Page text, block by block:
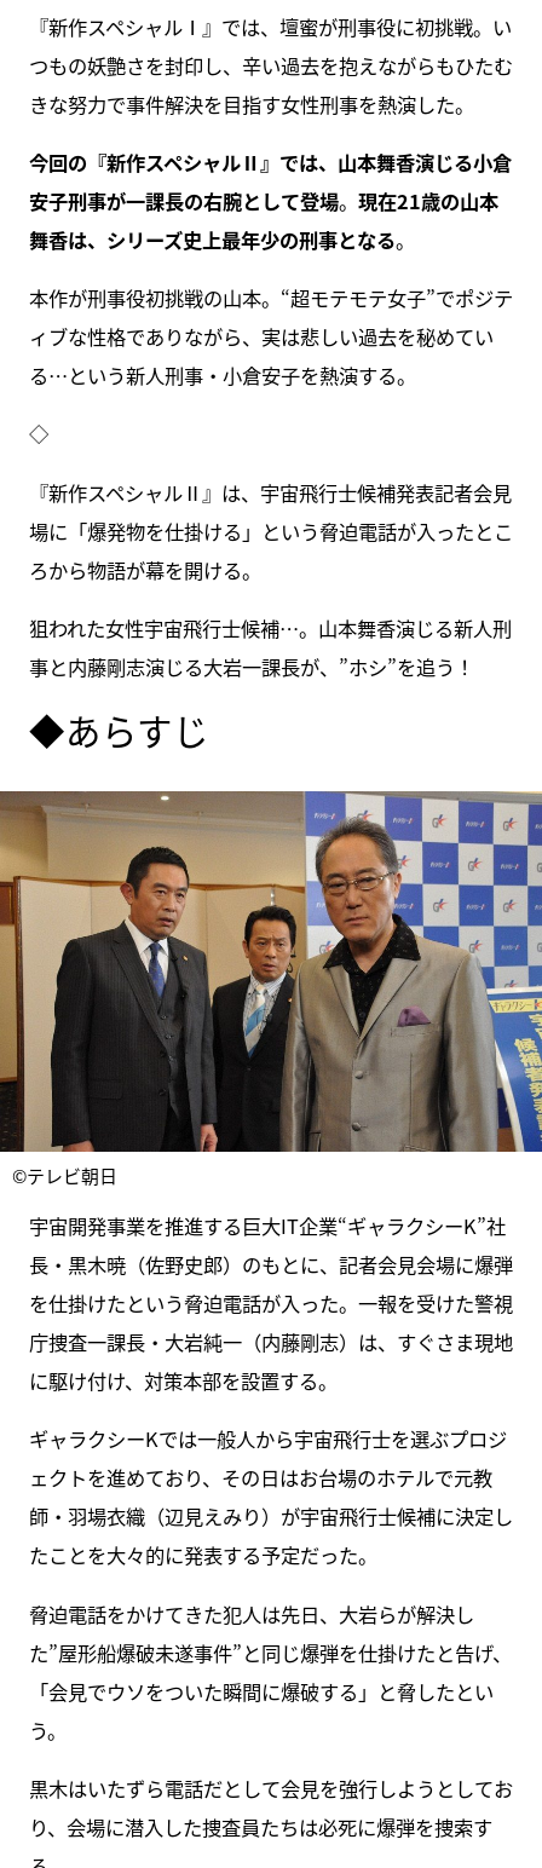
『新作スペシャルⅠ』では、壇蜜が刑事役に初挑戦。い
つもの妖艶さを封印し、辛い過去を抱えながらもひたむ
きな努力で事件解決を目指す女性刑事を熱演した。
今回の『新作スペシャルⅡ』では、山本舞香演じる小倉
安子刑事が一課長の右腕として登場。 現在21歳の山本
舞香は、シリーズ史上最年少の刑事となる。
本作が刑事役初挑戦の山本。“超モテモテ女子”でポジテ
ィブな性格でありながら、実は悲しい過去を秘めてい
る…という新人刑事・小倉安子を熱演する。
◇
『新作スペシャルⅡ』は、宇宙飛行士候補発表記者会見
場に「爆発物を仕掛ける」という脅迫電話が入ったとこ
ろから物語が幕を開ける。
狙われた女性宇宙飛行士候補…。山本舞香演じる新人刑
事と内藤剛志演じる大岩一課長が、”ホシ”を追う！
◆あらすじ
©テレビ朝日
宇宙開発事業を推進する巨大IT企業“ギャラクシーK”社
長・黒木暁（佐野史郎）のもとに、記者会見会場に爆弾
を仕掛けたという脅迫電話が入った。一報を受けた警視
庁捜査一課長・大岩純一（内藤剛志）は、すぐさま現地
に駆け付け、対策本部を設置する。
ギャラクシーKでは一般人から宇宙飛行士を選ぶプロジ
ェクトを進めており、その日はお台場のホテルで元教
師・羽場衣織（辺見えみり）が宇宙飛行士候補に決定し
たことを大々的に発表する予定だった。
脅迫電話をかけてきた犯人は先日、大岩らが解決し
た”屋形船爆破未遂事件”と同じ爆弾を仕掛けたと告げ、
「会見でウソをついた瞬間に爆破する」と脅したとい
う。
黒木はいたずら電話だとして会見を強行しようとしてお
り、会場に潜入した捜査員たちは必死に爆弾を捜索す